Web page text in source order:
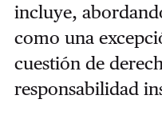
incluye,
como una
cuestión de
responsabilidad